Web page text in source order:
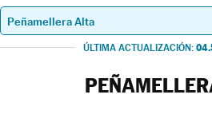
ÚLTIMA ACTUALIZACIÓN: